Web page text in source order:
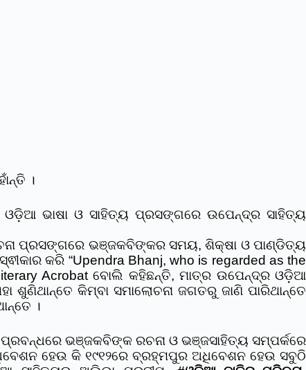
।
ଓଡ଼ିଆ ଭାଷା ଓ ସାହିତ୍ୟ ପ୍ରସଙ୍ଗରେ ଉପେନ୍ଦ୍ର ସାହିତ୍ୟ
ପ୍ରସଙ୍ଗରେ ଭଞ୍ଜକବିଙ୍କର ସମୟ, ଶିକ୍ଷା ଓ ପାଣ୍ଡିତ୍ୟ
କରି “Upendra Bhanj, who is regarded as the
Acrobat ବୋଲି କହିଛନ୍ତି, ମାତ୍ର ଉପେନ୍ଦ୍ର ଓଡ଼ିଆ
କିମ୍ବା ସମାଲୋଚନା ଜଗତରୁ ଜାଣି ପାରିଥାନ୍ତେ
।
ଭଞ୍ଜକବିଙ୍କ ରଚନା ଓ ଭଞ୍ଜସାହିତ୍ୟ ସମ୍ପର୍କରେ
ହେଉ କି ୧୯୧୨ରେ ବ୍ରହ୍ମପୁର ଅଧିବେଶନ ହେଉ ସବୁଠି